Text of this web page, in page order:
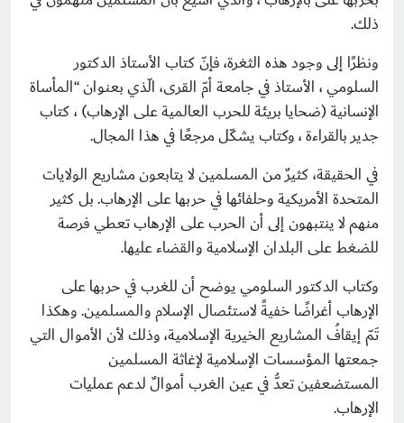
ذلك.
ونظرًا إلى وجود هذه الثغرة، فإنّ كتاب الأستاذ الدكتور
السلومي ، الأستاذ في جامعة أمّ القرى، الّذي بعنوان “المأساة
الإنسانية (ضحايا بريئة للحرب العالمية على الإرهاب) ، كتاب
جدير بالقراءة ، وكتاب يشكّل مرجعًا في هذا المجال.
في الحقيقة، كثيرٌ من المسلمين لا يتابعون مشاريع الولايات
المتحدة الأمريكية وحلفائها في حربها على الإرهاب. بل كثير
منهم لا ينتبهون إلى أن الحرب على الإرهاب تعطي فرصة
للضغط على البلدان الإسلامية والقضاء عليها.
وكتاب الدكتور السلومي يوضح أن للغرب في حربها على
الإرهاب أغراضًا خفيةً لاستئصال الإسلام والمسلمين. وهكذا
تَمّ إيقافُ المشاريع الخيرية الإسلامية، وذلك لأن الأموال التي
جمعتها المؤسسات الإسلامية لإغاثة المسلمين
المستضعفين تعدُّ في عين الغرب أموالٌ لدعم عمليات
الإرهاب.